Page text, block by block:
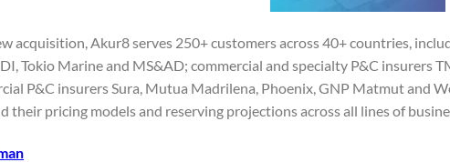
acquisition, Akur8 serves 250+ customers across 40+ countries,
Tokio Marine and MS&AD; commercial and specialty P&C insurers
P&C insurers Sura, Mutua Madrilena, Phoenix, GNP Matmut and
their pricing models and reserving projections across all lines of